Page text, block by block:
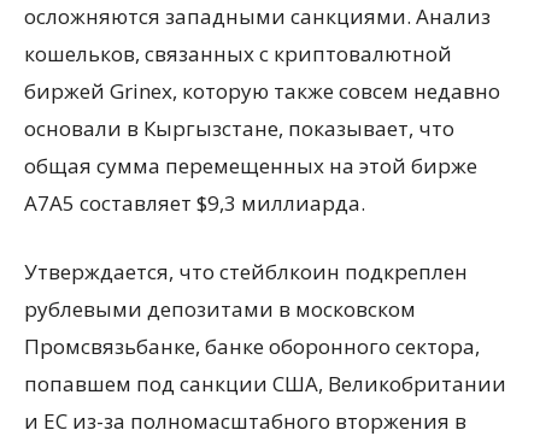
осложняются западными санкциями. Анализ
кошельков, связанных с криптовалютной
биржей Grinex, которую также совсем недавно
основали в Кыргызстане, показывает, что
общая сумма перемещенных на этой бирже
A7A5 составляет $9,3 миллиарда.
Утверждается, что стейблкоин подкреплен
рублевыми депозитами в московском
Промсвязьбанке, банке оборонного сектора,
попавшем под санкции США, Великобритании
и ЕС из-за полномасштабного вторжения в